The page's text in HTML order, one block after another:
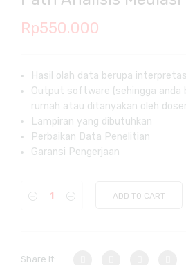
Rp550.000
Hasil olah data berupa
Output software (sehingga anda
rumah atau ditanyakan oleh
Lampiran yang dibutuhkan
Perbaikan Data Penelitian
Garansi Pengerjaan
ADD TO CART
Share it: